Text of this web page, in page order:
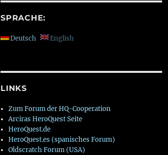
SPRACHE:
Deutsch English
LINKS
Zum Forum der HQ-Cooperation
Arciras HeroQuest Seite
HeroQuest.de
HeroQuest.es (spanisches Forum)
Oldscratch Forum (USA)